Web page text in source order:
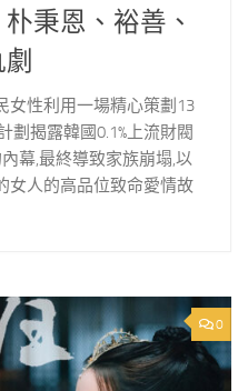
秉恩、裕善、
女性利用一場精心策劃13
劃揭露韓國0.1%上流財閥
幕,最終導致家族崩塌,以
女人的高品位致命愛情故
0